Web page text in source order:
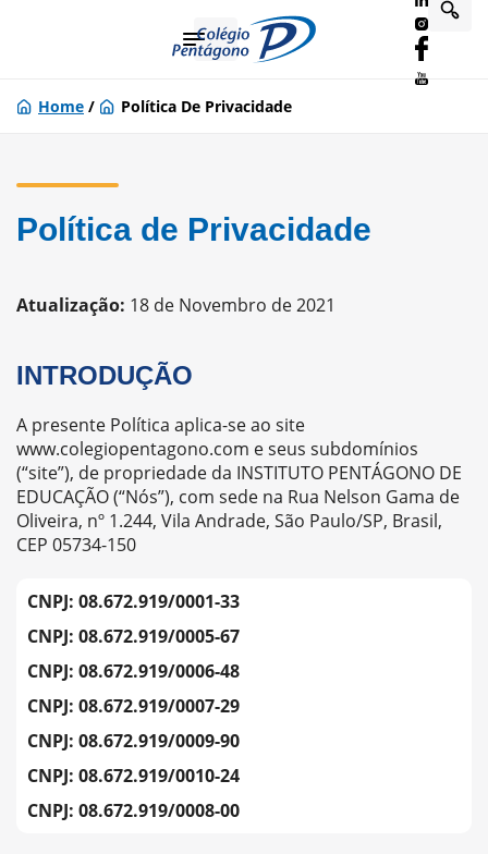
Home / Política De Privacidade
Política de Privacidade
Atualização: 18 de Novembro de 2021
INTRODUÇÃO
A presente Política aplica-se ao site
www.colegiopentagono.com e seus subdomínios
(“site”), de propriedade da INSTITUTO PENTÁGONO DE
EDUCAÇÃO (“Nós”), com sede na Rua Nelson Gama de
Oliveira, nº 1.244, Vila Andrade, São Paulo/SP, Brasil,
CEP 05734-150
CNPJ: 08.672.919/0001-33
CNPJ: 08.672.919/0005-67
CNPJ: 08.672.919/0006-48
CNPJ: 08.672.919/0007-29
CNPJ: 08.672.919/0009-90
CNPJ: 08.672.919/0010-24
CNPJ: 08.672.919/0008-00